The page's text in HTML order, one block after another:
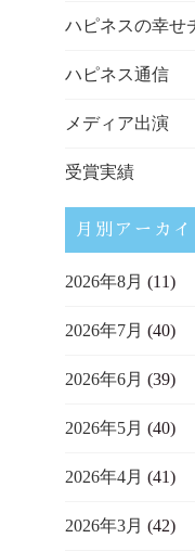
ハピネスの幸せ
ハピネス通信
メディア出演
受賞実績
月別アーカイ
2026年8月 (11)
2026年7月 (40)
2026年6月 (39)
2026年5月 (40)
2026年4月 (41)
2026年3月 (42)